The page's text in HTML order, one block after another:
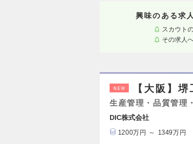
興味のある求
スカウト
その求人
NEW 【大阪】
生産管理・品質管理
DIC株式会社
1200万円 ～ 1349万円